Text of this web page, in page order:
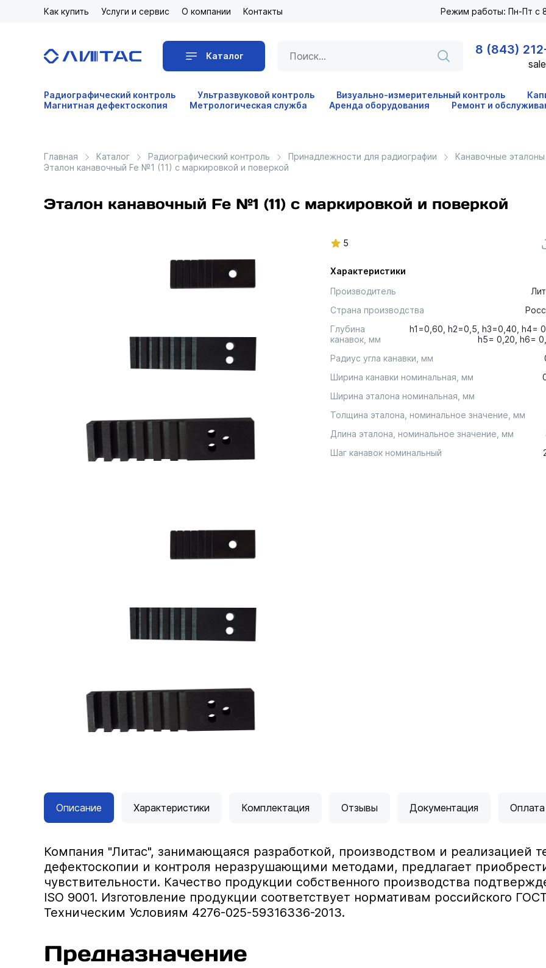
Как купить Услуги и сервис О компании Контакты Режим работы: Пн-Пт с
Каталог 8 (843)
Радиографический контроль Ультразвуковой контроль Визуально-измерительный контроль
Магнитная дефектоскопия
Метрологическая служба Аренда оборудования Ремонт и
Главная Каталог Радиографический контроль Принадлежности для радиографии
Канавочные
Эталон канавочный Fe №1 (11) с маркировкой и поверкой
Эталон канавочный Fe №1 (11) с маркировкой и поверкой
5
Характеристики
Производитель
Страна производства
Глубина
канавок, мм
h1=0,60, h2=0,5, h3=0,40, h4=
h5= 0,20, h6=
Радиус угла канавки, мм
Ширина канавки номинальная, мм
Ширина эталона номинальная, мм
Толщина эталона, номинальное значение, мм
Длина эталона, номинальное значение, мм
Шаг канавок номинальный
Описание Характеристики Комплектация Отзывы Документация
Компания "Литас", занимающаяся разработкой, производством и реализацией
дефектоскопии и контроля неразрушающими методами, предлагает
чувствительности. Качество продукции собственного производства
ISO 9001. Изготовление продукции соответствует нормативам российского
Техническим Условиям 4276-025-59316336-2013.
Предназначение